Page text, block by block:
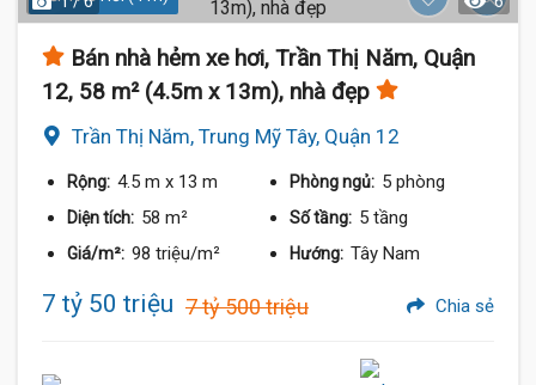
Bán nhà hẻm xe hơi, Trần Thị Năm, Quận
12, 58 m² (4.5m x 13m), nhà đẹp
Trần Thị Năm, Trung Mỹ Tây, Quận 12
Rộng: 4.5 m x 13 m Phòng ngủ: 5 phòng
Diện tích: 58 m² Số tầng: 5 tầng
Giá/m²: 98 triệu/m² Hướng: Tây Nam
7 tỷ 50 triệu 7 tỷ 500 triệu Chia sẻ